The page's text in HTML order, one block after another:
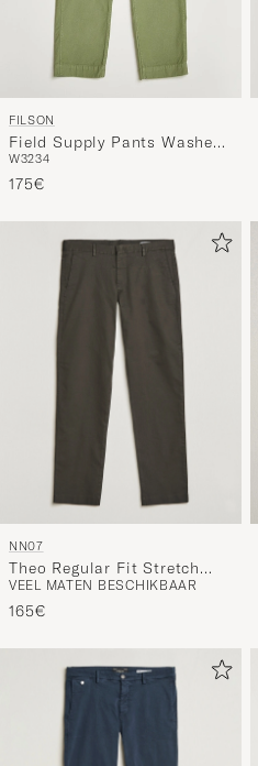
FILSON
Field Supply Pants Washed
Green
W3234
175€
NN07
Theo Regular Fit Stretch
Chinos Dark Army
VEEL MATEN BESCHIKBAAR
165€